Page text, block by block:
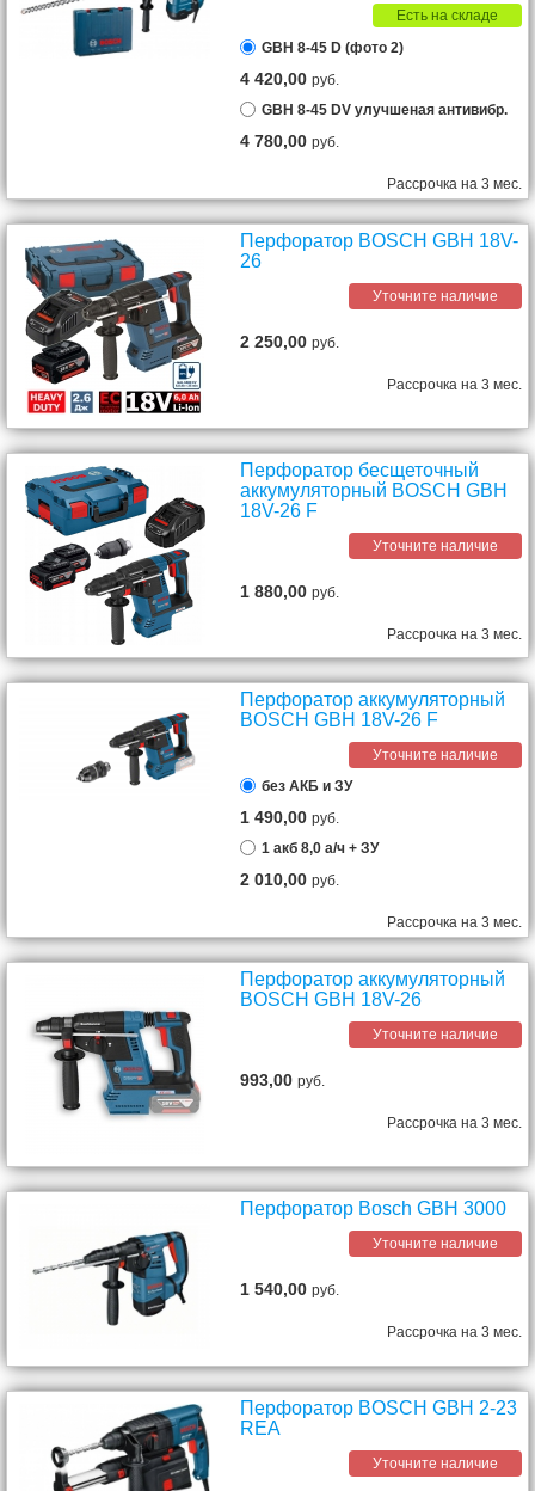
Есть на складе
GBH 8-45 D (фото 2)
4 420,00руб.
GBH 8-45 DV улучшеная антивибр.
4 780,00руб.
Рассрочка на 3 мес.
Перфоратор BOSCH GBH 18V-
26
Уточните наличие
2 250,00руб.
Рассрочка на 3 мес.
Перфоратор бесщеточный
аккумуляторный BOSCH GBH
18V-26 F
Уточните наличие
1 880,00руб.
Рассрочка на 3 мес.
Перфоратор аккумуляторный
BOSCH GBH 18V-26 F
Уточните наличие
без АКБ и ЗУ
1 490,00руб.
1 акб 8,0 а/ч + ЗУ
2 010,00руб.
Рассрочка на 3 мес.
Перфоратор аккумуляторный
BOSCH GBH 18V-26
Уточните наличие
993,00руб.
Рассрочка на 3 мес.
Перфоратор Bosch GBH 3000
Уточните наличие
1 540,00руб.
Рассрочка на 3 мес.
Перфоратор BOSCH GBH 2-23
REA
Уточните наличие